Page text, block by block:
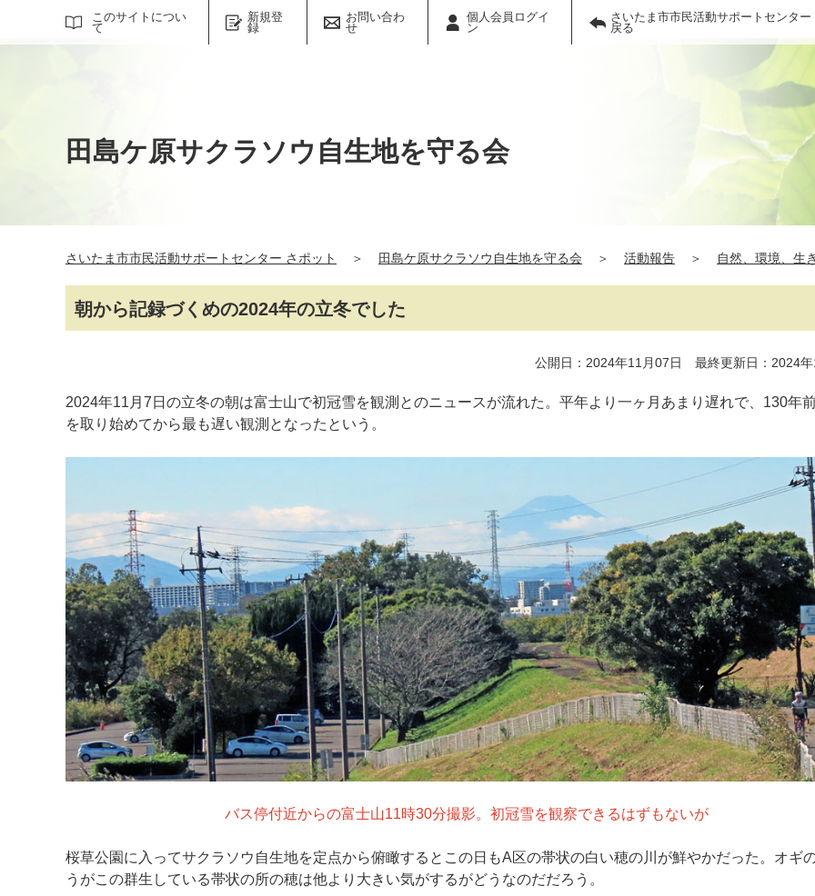
このサイトについ
て
新規登
録
お問い合わ
せ
個人会員ログイ
ン
さいたま市市民活動サポートセンタ
戻る
サイト内検索
田島ケ原サクラソウ自生地を守る会
さいたま市市民活動サポートセンター さポット ＞ 田島ケ原サクラソウ自生地を守る会 ＞ 活動報告 ＞ 自然、環境、生
朝から記録づくめの2024年の立冬でした
公開日：2024年11月07日 最終更新日：2024
2024年11月7日の立冬の朝は富士山で初冠雪を観測とのニュースが流れた。平年より一ヶ月あまり遅れで、130年
を取り始めてから最も遅い観測となったという。
バス停付近からの富士山11時30分撮影。初冠雪を観察できるはずもないが
桜草公園に入ってサクラソウ自生地を定点から俯瞰するとこの日もA区の帯状の白い穂の川が鮮やかだった。オギ
うがこの群生している帯状の所の穂は他より大きい気がするがどうなのだだろう。
マイメディア検索